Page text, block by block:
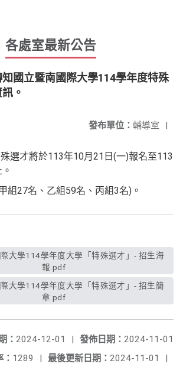
各處室最新公告
知國立暨南國際大學114學年度特殊
。
發布單位： 輔導室 |
選才將於113年10月21日(一)報名至113
組27名、乙組59名、丙組3名)。
報.pdf
章.pdf
發佈日期： 2024-11-01
： 2024-12-01
|
最後更新日期： 2024-11-01 |
1289 |